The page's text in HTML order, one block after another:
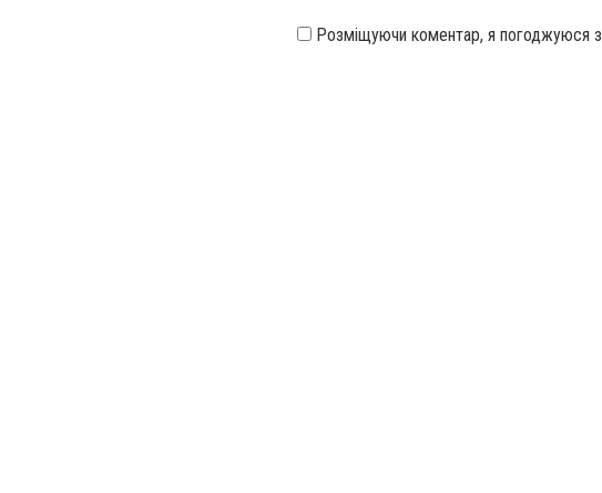
Розміщуючи коментар, я погоджуюся з